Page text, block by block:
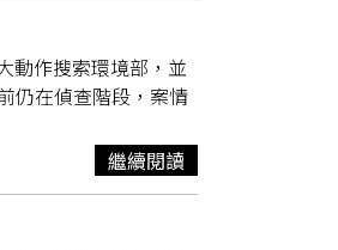
動作搜索環境部，並
仍在偵查階段，案情
繼續閱讀